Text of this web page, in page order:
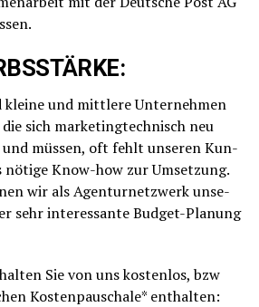
klei­ne und mitt­le­re Unter­neh­men
sich mar­ke­ting­tech­nisch neu
müs­sen, oft fehlt unse­ren Kun­
nöti­ge Know-how zur Umset­zung.
wir als Agen­tur­netz­werk unse­
sehr inter­es­san­te Bud­get-Pla­nung
Sie von uns kos­ten­los, bzw
Kos­ten­pau­scha­le* enthalten: